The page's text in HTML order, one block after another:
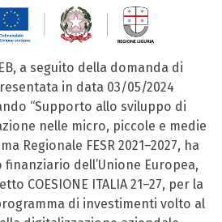
a seguito della domanda di
in data 03/05/2024
“Supporto allo sviluppo di
nelle micro, piccole e medie
Regionale FESR 2021–2027, ha
dell’Unione Europea,
COESIONE ITALIA 21–27, per la
di investimenti volto al